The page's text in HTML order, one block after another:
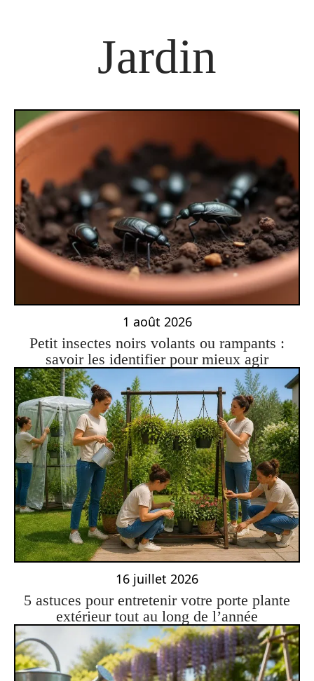
Jardin
1 août 2026
Petit insectes noirs volants ou rampants :
savoir les identifier pour mieux agir
16 juillet 2026
5 astuces pour entretenir votre porte plante
extérieur tout au long de l’année